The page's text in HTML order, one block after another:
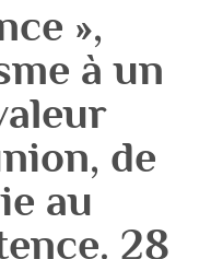
»,
à un
de
au
28